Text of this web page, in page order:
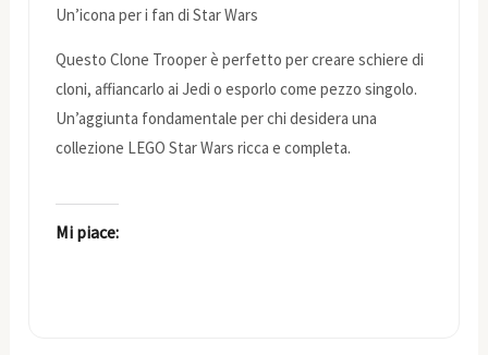
Un’icona per i fan di Star Wars
Questo Clone Trooper è perfetto per creare schiere di
cloni, affiancarlo ai Jedi o esporlo come pezzo singolo.
Un’aggiunta fondamentale per chi desidera una
collezione LEGO Star Wars ricca e completa.
Mi piace: